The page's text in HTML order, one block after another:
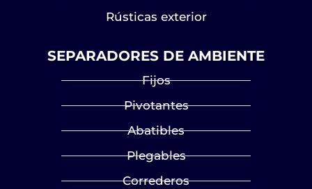
Rústicas exterior
SEPARADORES DE AMBIENTE
Fijos
Pivotantes
Abatibles
Plegables
Correderos